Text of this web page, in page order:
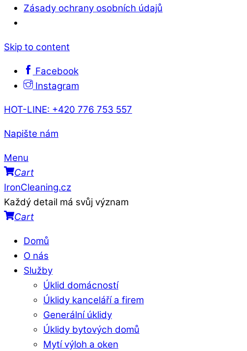
Zásady ochrany osobních údajů
Skip to content
Facebook
Instagram
HOT-LINE: +420 776 753 557
Napište nám
Menu
Cart
IronCleaning.cz
Každý detail má svůj význam
Cart
Domů
O nás
Služby
Úklid domácností
Úklidy kanceláří a firem
Generální úklidy
Úklidy bytových domů
Mytí výloh a oken